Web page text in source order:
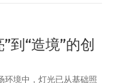
到“造境”的创
环境中，灯光已从基础照